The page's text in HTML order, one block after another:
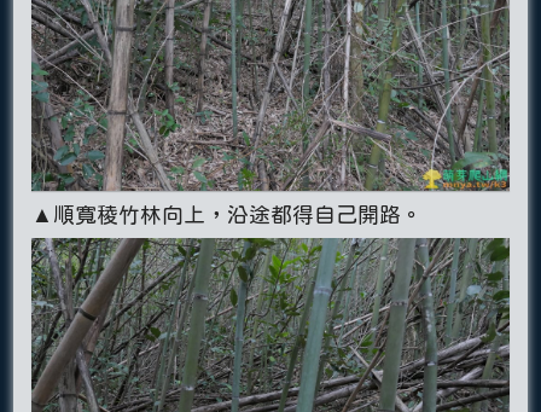
▲順寬稜竹林向上，沿途都得自己開路。